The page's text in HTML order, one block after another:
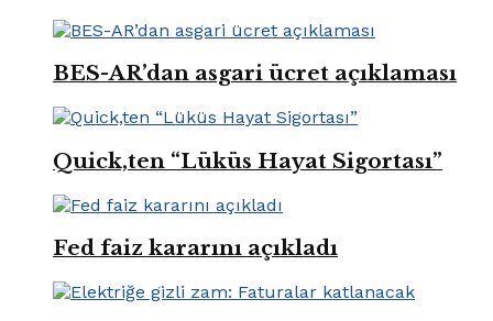
BES-AR’dan asgari ücret açıklaması
Quick,ten “Lüküs Hayat Sigortası”
Fed faiz kararını açıkladı